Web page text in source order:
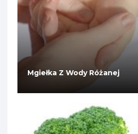
Mgiełka Z Wody Różanej